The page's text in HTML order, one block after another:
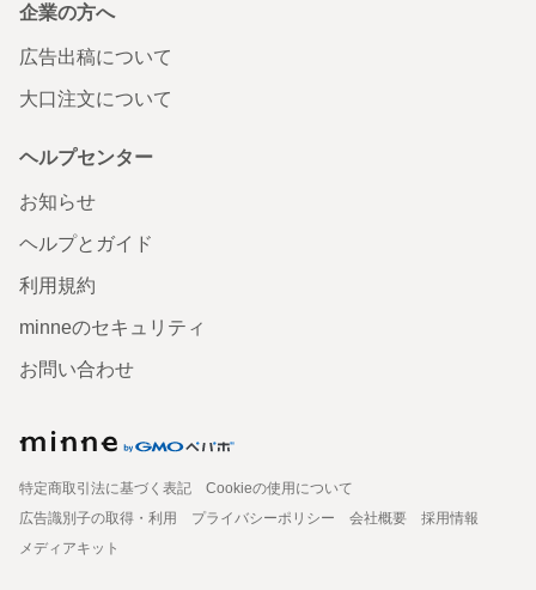
企業の方へ
広告出稿について
大口注文について
ヘルプセンター
お知らせ
ヘルプとガイド
利用規約
minneのセキュリティ
お問い合わせ
特定商取引法に基づく表記
Cookieの使用について
広告識別子の取得・利用
プライバシーポリシー 会社概要
採用情報
メディアキット